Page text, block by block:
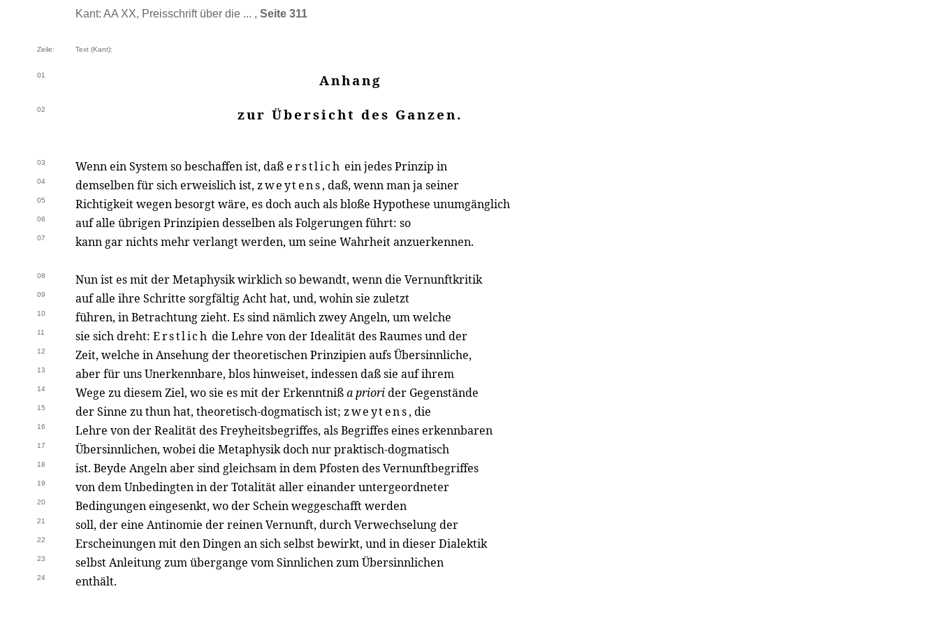
Kant: AA XX, Preisschrift über die ... , Seite 311
Zeile: Text (Kant):
01 Anhang
02 zur Übersicht des Ganzen.
03 Wenn ein System so beschaffen ist, daßerstlich ein jedes Prinzip in
04 demselben für sich erweislich ist, zweytens, daß, wenn man ja seiner
05 Richtigkeit wegen besorgt wäre, es doch auch als bloße Hypothese unumgänglich
06 auf alle übrigen Prinzipien desselben als Folgerungen führt: so
07 kann gar nichts mehr verlangt werden, um seine Wahrheit anzuerkennen.
08 Nun ist es mit der Metaphysik wirklich so bewandt, wenn die Vernunftkritik
09 auf alle ihre Schritte sorgfältig Acht hat, und, wohin sie zuletzt
10 führen, in Betrachtung zieht. Es sind nämlich zwey Angeln, um welche
11 sie sich dreht: Erstlich die Lehre von der Idealität des Raumes und der
12 Zeit, welche in Ansehung der theoretischen Prinzipien aufs Übersinnliche,
13 aber für uns Unerkennbare, blos hinweiset, indessen daß sie auf ihrem
14 Wege zu diesem Ziel, wo sie es mit der Erkenntnißa priorider Gegenstände
15 der Sinne zu thun hat, theoretisch-dogmatisch ist; zweytens, die
16 Lehre von der Realität des Freyheitsbegriffes, als Begriffes eines erkennbaren
17 Übersinnlichen, wobei die Metaphysik doch nur praktisch-dogmatisch
18 ist. Beyde Angeln aber sind gleichsam in dem Pfosten des Vernunftbegriffes
19 von dem Unbedingten in der Totalität aller einander untergeordneter
20 Bedingungen eingesenkt, wo der Schein weggeschafft werden
21 soll, der eine Antinomie der reinen Vernunft, durch Verwechselung der
22 Erscheinungen mit den Dingen an sich selbst bewirkt, und in dieser Dialektik
23 selbst Anleitung zum übergange vom Sinnlichen zum Übersinnlichen
24 enthält.